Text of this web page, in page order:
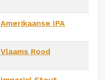
Amerikaanse IPA
Vlaams Rood